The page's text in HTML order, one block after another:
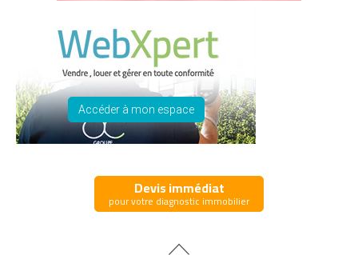
Accéder à mon espace
Devis immédiat
pour votre diagnostic immobilier